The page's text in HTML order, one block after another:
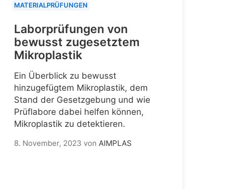
MATERIALPRÜFUNGEN
Laborprüfungen von
bewusst zugesetztem
Mikroplastik
Ein Überblick zu bewusst
hinzugefügtem Mikroplastik, dem
Stand der Gesetzgebung und wie
Prüflabore dabei helfen können,
Mikroplastik zu detektieren.
8. November, 2023 von AIMPLAS